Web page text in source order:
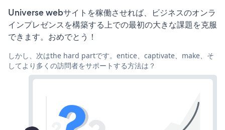
Universe webサイトを稼働させれば、ビジネスのオンラ
インプレゼンスを構築する上での最初の大きな課題を克服
できます。おめでとう！
しかし、次はthe hard partです。entice、captivate、make、そ
してより多くの訪問者をサポートする方法は？